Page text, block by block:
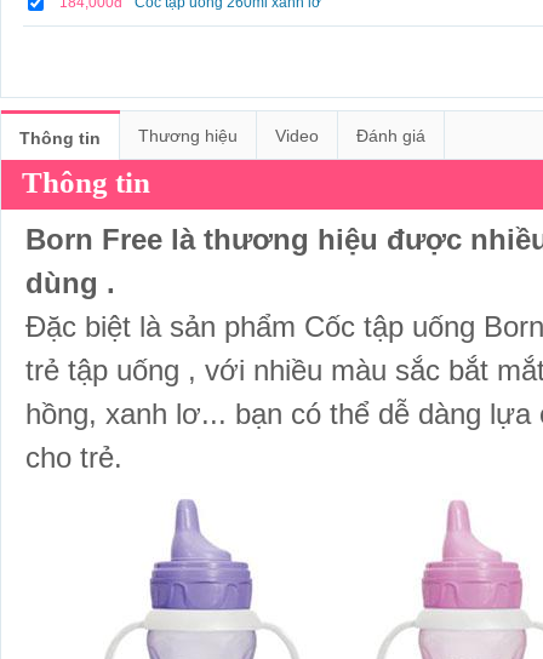
Thông tin Thương hiệu Video Đánh giá
Thông tin
Born Free là thương hiệu được
dùng .
Đặc biệt là sản phẩm Cốc tập uống
trẻ tập uống , với nhiều màu sắc bắt
hồng, xanh lơ... bạn có thể dễ dàng
cho trẻ.